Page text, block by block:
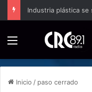
Industria plástica se
Inicio / paso cerrado